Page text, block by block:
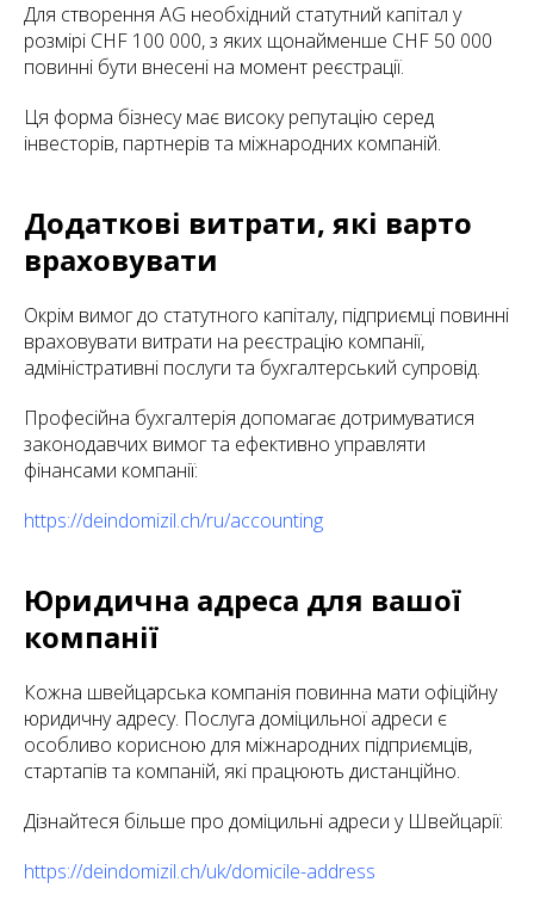
Для створення AG необхідний статутний капітал у
розмірі CHF 100 000, з яких щонайменше CHF 50 000
повинні бути внесені на момент реєстрації.
Ця форма бізнесу має високу репутацію серед
інвесторів, партнерів та міжнародних компаній.
Додаткові витрати, які варто
враховувати
Окрім вимог до статутного капіталу, підприємці повинні
враховувати витрати на реєстрацію компанії,
адміністративні послуги та бухгалтерський супровід.
Професійна бухгалтерія допомагає дотримуватися
законодавчих вимог та ефективно управляти
фінансами компанії:
https://deindomizil.ch/ru/accounting
Юридична адреса для вашої
компанії
Кожна швейцарська компанія повинна мати офіційну
юридичну адресу. Послуга доміцильної адреси є
особливо корисною для міжнародних підприємців,
стартапів та компаній, які працюють дистанційно.
Дізнайтеся більше про доміцильні адреси у Швейцарії:
https://deindomizil.ch/uk/domicile-address